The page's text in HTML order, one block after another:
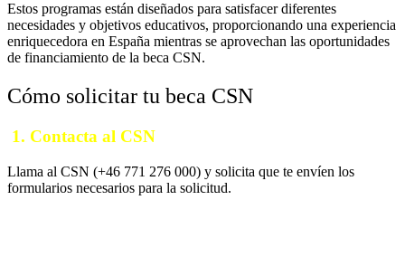
Estos programas están diseñados para satisfacer diferentes
necesidades y objetivos educativos, proporcionando una experiencia
enriquecedora en España mientras se aprovechan las oportunidades
de financiamiento de la beca CSN.
Cómo solicitar tu beca CSN
1. Contacta al CSN
Llama al CSN (+46 771 276 000) y solicita que te envíen los
formularios necesarios para la solicitud.